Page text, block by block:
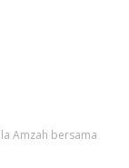
Amzah bersama